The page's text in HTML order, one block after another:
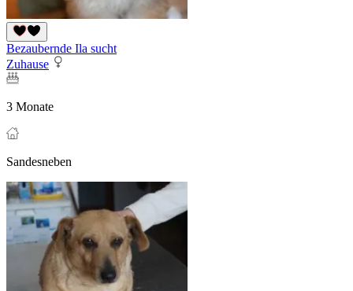
Bezaubernde Ila sucht
Zuhause
3 Monate
Sandesneben